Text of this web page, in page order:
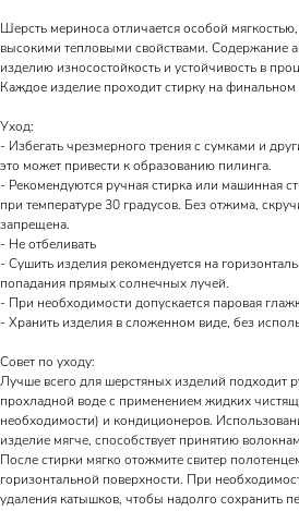
Шерсть мериноса отличается особой
высокими тепловыми свойствами. Содержание
изделию износостойкость и устойчивость в
Каждое изделие проходит стирку на финальном
Уход:
- Избегать чрезмерного трения с сумками и
это может привести к образованию пилинга.
- Рекомендуются ручная стирка или машинная
при температуре 30 градусов. Без отжима,
запрещена.
- Не отбеливать
- Сушить изделия рекомендуется на
попадания прямых солнечных лучей.
- При необходимости допускается паровая
- Хранить изделия в сложенном виде, без
Совет по уходу:
Лучше всего для шерстяных изделий подходит
прохладной воде с применением жидких
необходимости) и кондиционеров.
изделие мягче, способствует принятию
После стирки мягко отожмите свитер
горизонтальной поверхности. При
удаления катышков, чтобы надолго сохранить